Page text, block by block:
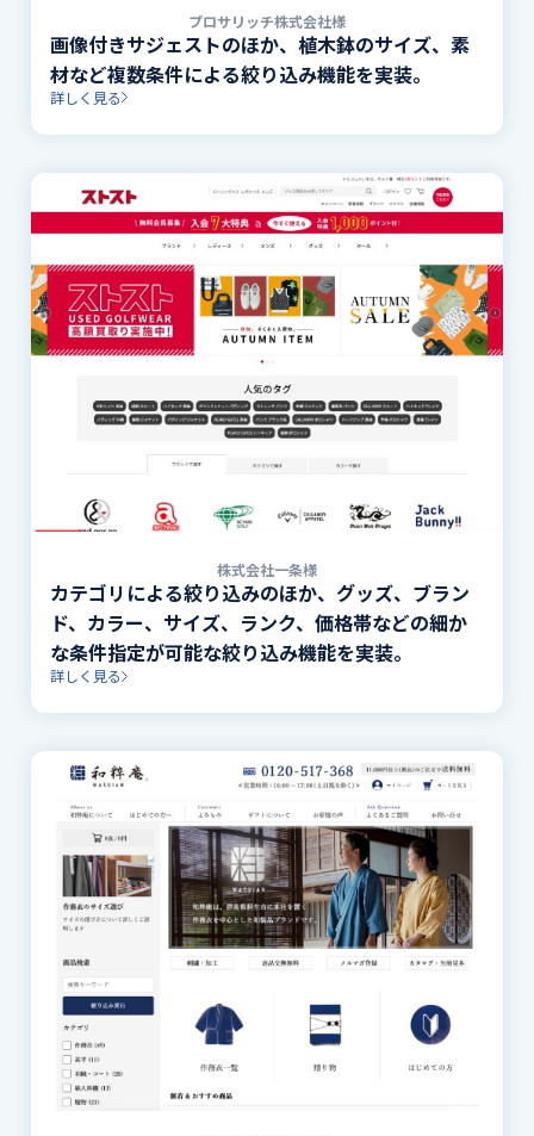
プロサリッチ株式会社様
画像付きサジェストのほか、植木鉢のサイズ、素
材など複数条件による絞り込み機能を実装。
詳しく見る
株式会社一条様
カテゴリによる絞り込みのほか、グッズ、ブラン
ド、カラー、サイズ、ランク、価格帯などの細か
な条件指定が可能な絞り込み機能を実装。
詳しく見る